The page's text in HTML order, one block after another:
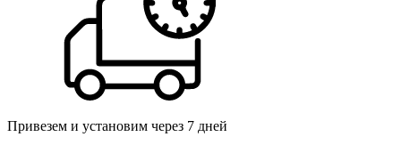
Привезем и установим через 7 дней